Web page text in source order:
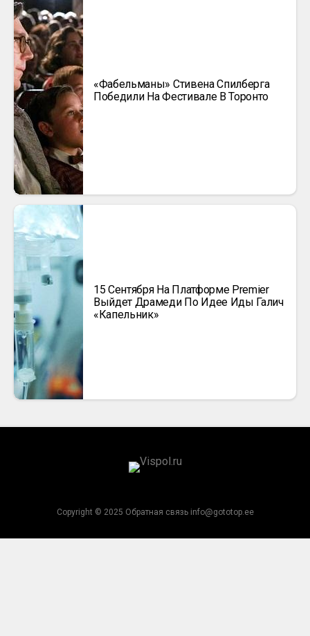
«Фабельманы» Стивена Спилберга
Победили На Фестивале В Торонто
15 Сентября На Платформе Premier
Выйдет Драмеди По Идее Иды Галич
«Капельник»
Copyright © 2025 Обратная связь info@gototop.ee